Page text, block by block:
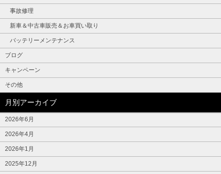
事故修理
新車＆中古車販売＆お車買い取り
バッテリーメンテナンス
ブログ
キャンペーン
その他
月別アーカイブ
2026年6月
2026年4月
2026年1月
2025年12月